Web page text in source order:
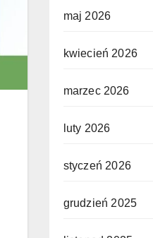
maj 2026
kwiecień 2026
marzec 2026
luty 2026
styczeń 2026
grudzień 2025